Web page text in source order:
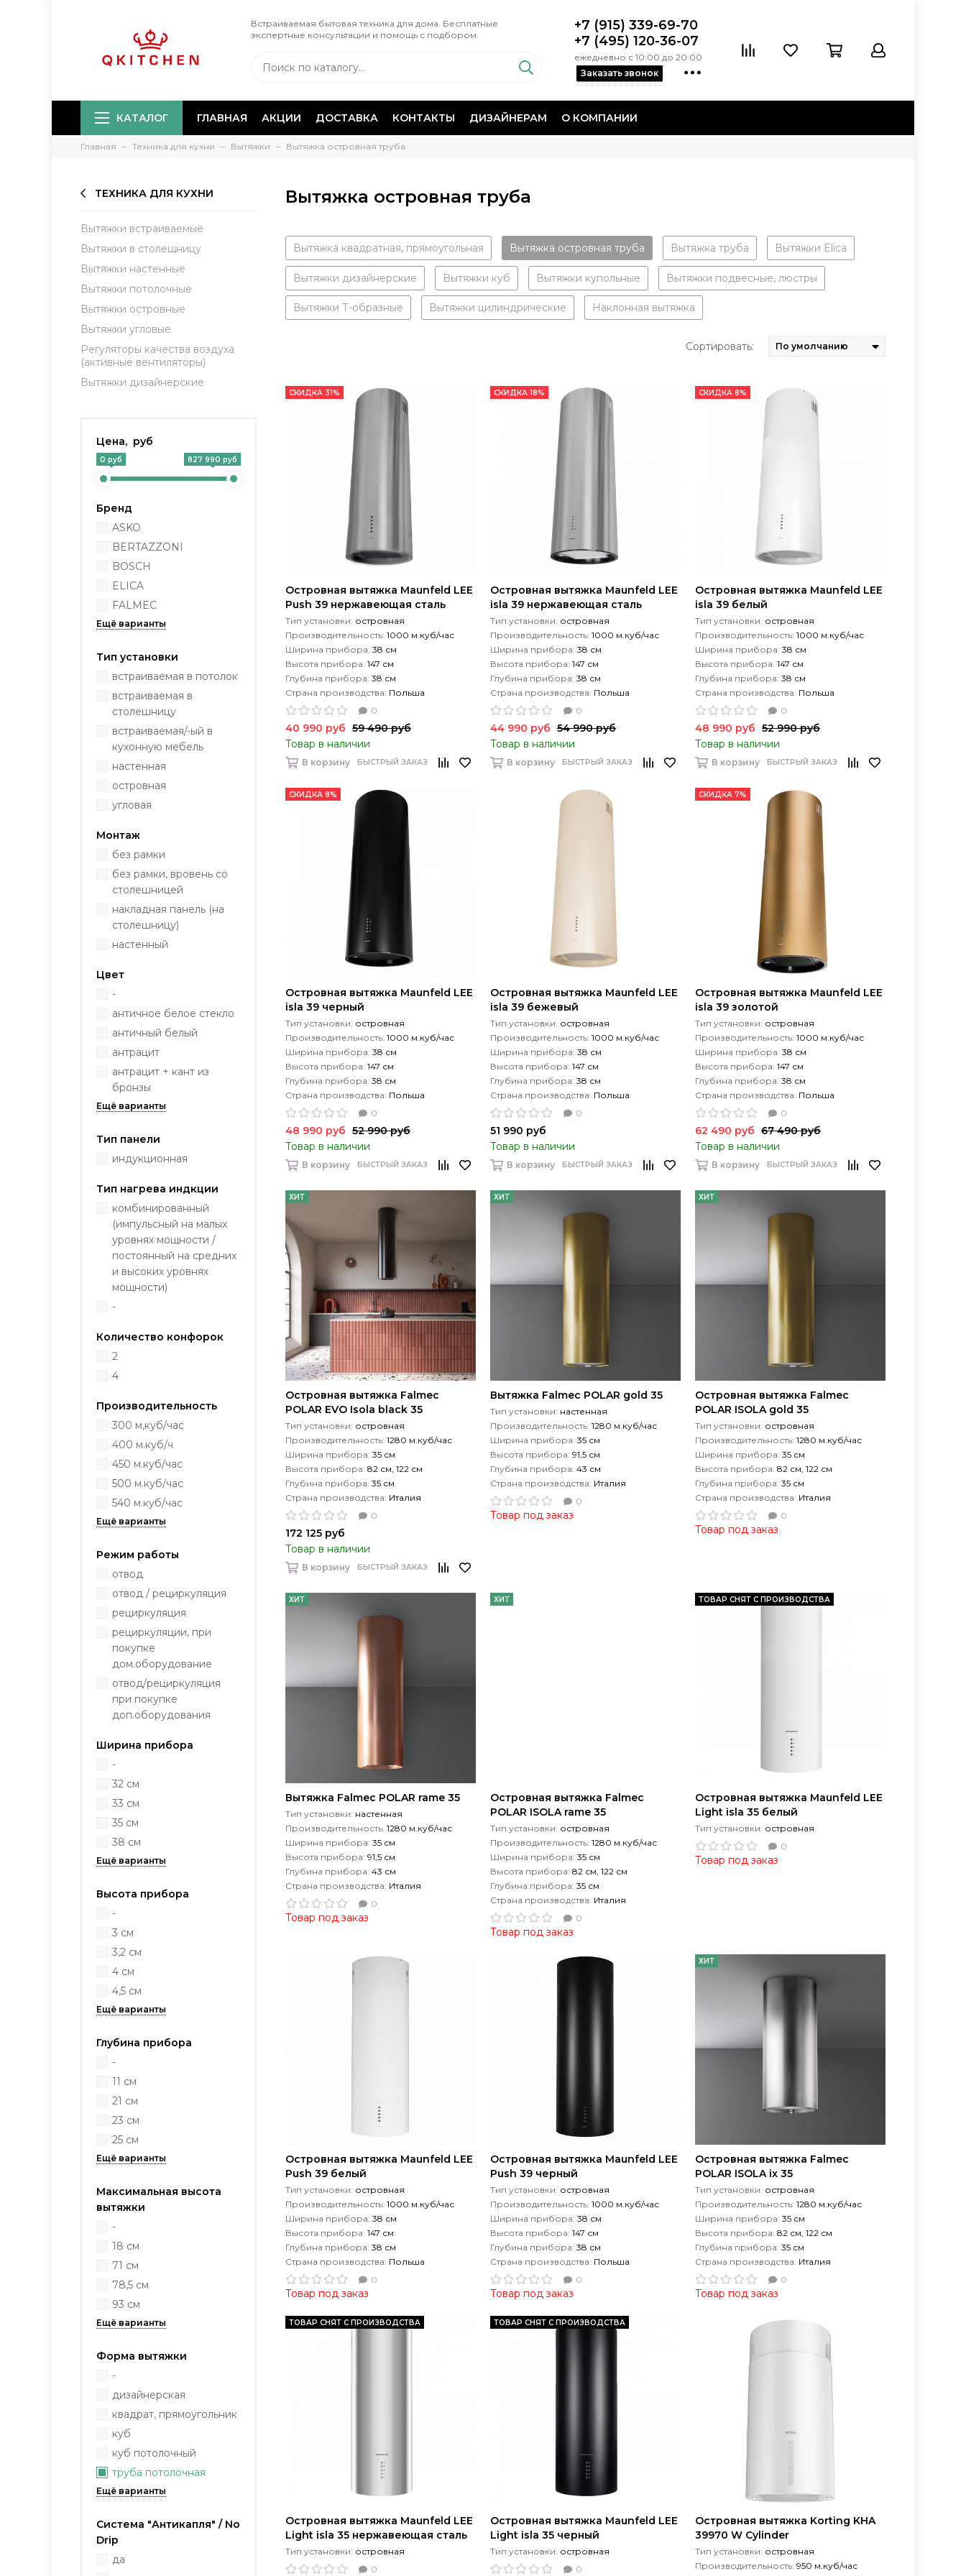
Встраиваемая бытовая техника для дома. Бесплатные
экспертные консультации и помощь с подбором.
+7 (915) 339-69-70
+7 (495) 120-36-07
ежедневно с 10:00 до 20:00
Заказать звонок
КАТАЛОГ ГЛАВНАЯ АКЦИИ ДОСТАВКА КОНТАКТЫ ДИЗАЙНЕРАМ О КОМПАНИИ
Главная Техника для кухни Вытяжки Вытяжка островная труба
ТЕХНИКА ДЛЯ КУХНИ
Вытяжки встраиваемые
Вытяжки в столещницу
Вытяжки настенные
Вытяжки потолочные
Вытяжки островные
Вытяжки угловые
Регуляторы качества воздуха
(активные вентиляторы)
Вытяжки дизайнерские
Цена, руб
0 руб 827 990 руб
Бренд
ASKO
BERTAZZONI
BOSCH
ELICA
FALMEC
Тип установки
встраиваемая в потолок
встраиваемая в
столешницу
встраиваемая/-ый в
кухонную мебель
настенная
островная
угловая
Монтаж
без рамки
без рамки, вровень со
столешницей
накладная панель (на
столешницу)
настенный
Цвет
-
античное белое стекло
античный белый
антрацит
антрацит + кант из
бронзы
Тип панели
индукционная
Тип нагрева индкции
комбинированный
(импульсный на малых
уровнях мощности /
постоянный на средних
и высоких уровнях
мощности)
-
Количество конфорок
2
4
Производительность
300 м,куб/час
400 м.куб/ч
450 м.куб/час
500 м.куб/час
540 м.куб/час
Режим работы
отвод
отвод / рециркуляция
рециркуляция
рециркуляции, при
покупке
дом.оборудование
отвод/рециркуляция
при покупке
доп.оборудования
Ширина прибора
-
32 см
33 см
35 см
38 см
Высота прибора
-
3 см
3,2 см
4 см
4,5 см
Глубина прибора
-
11 см
21 см
23 см
25 см
Максимальная высота
вытяжки
-
18 см
71 см
78,5 см
93 см
Форма вытяжки
-
дизайнерская
квадрат, прямоугольник
куб
куб потолочный
труба потолочная
Система "Антикапля" / No
Drip
да
Вытяжка островная труба
Вытяжка квадратная, прямоугольная Вытяжка островная труба Вытяжка труба Вытяжки Elica
Вытяжки дизайнерские Вытяжки куб Вытяжки купольные Вытяжки подвесные, люстры
Вытяжки Т-образные Вытяжки цилиндрические Наклонная вытяжка
Сортировать:
СКИДКА 31%
Островная вытяжка Maunfeld LEE
Push 39 нержавеющая сталь
Тип установки: островная
Производительность: 1000 м.куб/час
Ширина прибора: 38 см
Высота прибора: 147 см
Глубина прибора: 38 см
Страна производства: Польша
0
40 990 руб 59 490 руб
Товар в наличии
В корзину БЫСТРЫЙ ЗАКАЗ
СКИДКА 18%
Островная вытяжка Maunfeld LEE
isla 39 нержавеющая сталь
Тип установки: островная
Производительность: 1000 м.куб/час
Ширина прибора: 38 см
Высота прибора: 147 см
Глубина прибора: 38 см
Страна производства: Польша
0
44 990 руб 54 990 руб
Товар в наличии
В корзину БЫСТРЫЙ ЗАКАЗ
СКИДКА 8%
Островная вытяжка Maunfeld LEE
isla 39 белый
Тип установки: островная
Производительность: 1000 м.куб/час
Ширина прибора: 38 см
Высота прибора: 147 см
Глубина прибора: 38 см
Страна производства: Польша
0
48 990 руб 52 990 руб
Товар в наличии
В корзину БЫСТРЫЙ ЗАКАЗ
СКИДКА 8%
Островная вытяжка Maunfeld LEE
isla 39 черный
Тип установки: островная
Производительность: 1000 м.куб/час
Ширина прибора: 38 см
Высота прибора: 147 см
Глубина прибора: 38 см
Страна производства: Польша
0
48 990 руб 52 990 руб
Товар в наличии
В корзину БЫСТРЫЙ ЗАКАЗ
Островная вытяжка Maunfeld LEE
isla 39 бежевый
Тип установки: островная
Производительность: 1000 м.куб/час
Ширина прибора: 38 см
Высота прибора: 147 см
Глубина прибора: 38 см
Страна производства: Польша
0
51 990 руб
Товар в наличии
В корзину БЫСТРЫЙ ЗАКАЗ
СКИДКА 7%
Островная вытяжка Maunfeld LEE
isla 39 золотой
Тип установки: островная
Производительность: 1000 м.куб/час
Ширина прибора: 38 см
Высота прибора: 147 см
Глубина прибора: 38 см
Страна производства: Польша
0
62 490 руб 67 490 руб
Товар в наличии
В корзину БЫСТРЫЙ ЗАКАЗ
ХИТ
Островная вытяжка Falmec
POLAR EVO Isola black 35
Тип установки: островная
Производительность: 1280 м.куб/час
Ширина прибора: 35 см
Высота прибора: 82 см, 122 см
Глубина прибора: 35 см
Страна производства: Италия
0
172 125 руб
Товар в наличии
В корзину БЫСТРЫЙ ЗАКАЗ
ХИТ
Вытяжка Falmec POLAR gold 35
Тип установки: настенная
Производительность: 1280 м.куб/час
Ширина прибора: 35 см
Высота прибора: 91,5 см
Глубина прибора: 43 см
Страна производства: Италия
0
Товар под заказ
ХИТ
Островная вытяжка Falmec
POLAR ISOLA gold 35
Тип установки: островная
Производительность: 1280 м.куб/час
Ширина прибора: 35 см
Высота прибора: 82 см, 122 см
Глубина прибора: 35 см
Страна производства: Италия
0
Товар под заказ
ХИТ
Вытяжка Falmec POLAR rame 35
Тип установки: настенная
Производительность: 1280 м.куб/час
Ширина прибора: 35 см
Высота прибора: 91,5 см
Глубина прибора: 43 см
Страна производства: Италия
0
Товар под заказ
ХИТ
Островная вытяжка Falmec
POLAR ISOLA rame 35
Тип установки: островная
Производительность: 1280 м.куб/час
Ширина прибора: 35 см
Высота прибора: 82 см, 122 см
Глубина прибора: 35 см
Страна производства: Италия
0
Товар под заказ
ТОВАР СНЯТ С ПРОИЗВОДСТВА
Островная вытяжка Maunfeld LEE
Light isla 35 белый
Тип установки: островная
0
Товар под заказ
Островная вытяжка Maunfeld LEE
Push 39 белый
Тип установки: островная
Производительность: 1000 м.куб/час
Ширина прибора: 38 см
Высота прибора: 147 см
Глубина прибора: 38 см
Страна производства: Польша
0
Товар под заказ
Островная вытяжка Maunfeld LEE
Push 39 черный
Тип установки: островная
Производительность: 1000 м.куб/час
Ширина прибора: 38 см
Высота прибора: 147 см
Глубина прибора: 38 см
Страна производства: Польша
0
Товар под заказ
ХИТ
Островная вытяжка Falmec
POLAR ISOLA ix 35
Тип установки: островная
Производительность: 1280 м.куб/час
Ширина прибора: 35 см
Высота прибора: 82 см, 122 см
Глубина прибора: 35 см
Страна производства: Италия
0
Товар под заказ
ТОВАР СНЯТ С ПРОИЗВОДСТВА
Островная вытяжка Maunfeld LEE
Light isla 35 нержавеющая сталь
Тип установки: островная
0
ТОВАР СНЯТ С ПРОИЗВОДСТВА
Островная вытяжка Maunfeld LEE
Light isla 35 черный
Тип установки: островная
0
Островная вытяжка Korting KHA
39970 W Cylinder
Тип установки: островная
Производительность: 950 м.куб/час